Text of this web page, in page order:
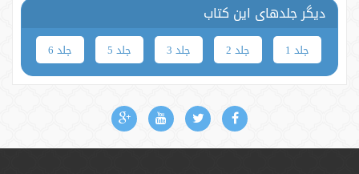
دیگر جلدهای این کتاب
جلد 1 جلد 2 جلد 3 جلد 5 جلد 6